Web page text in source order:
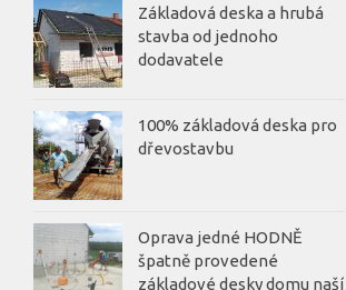
Základová deska a hrubá
stavba od jednoho
dodavatele
100% základová deska pro
dřevostavbu
Oprava jedné HODNĚ
špatně provedené
základové desky domu naší